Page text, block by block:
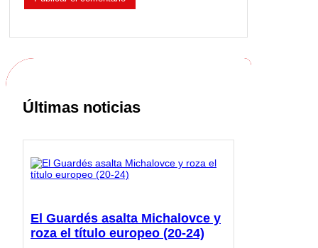
Últimas noticias
El Guardés asalta Michalovce y
roza el título europeo (20-24)